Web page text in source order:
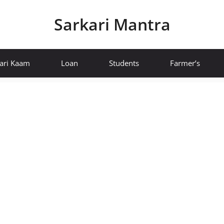
Sarkari Mantra
Kaam Loan Students Farmer’s